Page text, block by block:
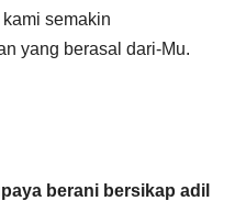
semakin
yang berasal dari-Mu.
berani bersikap adil